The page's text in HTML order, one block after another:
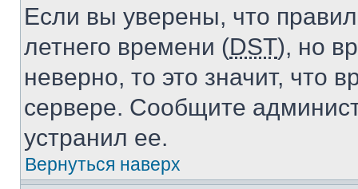
Если вы уверены, что
летнего времени (DST), но
неверно, то это значит, что
сервере. Сообщите
устранил ее.
Вернуться наверх